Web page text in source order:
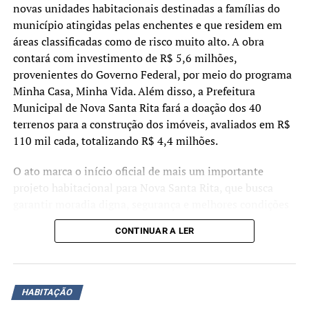
Comprovante de Estado Civil dos candidatos (certidão de
nascimento, certidão de casamento com devidas
averbações, quando for o caso)
Documento de identificação oficial com foto do
procurador igual ao informado na procuração
Atestado/laudo médico assinado por médico(a)
constando o CID-10 para casos de pessoas com
Comprovante de recebimento de BPC por integrante do
Comprovante de residência
Registro de denúncia/Boletim de ocorrência, nas
situações enquadradas na Lei Maria da Penha(Caso tenha
sido informado no CadÚnico)
novas unidades habitacionais destinadas a famílias do
município atingidas pelas enchentes e que residem em
áreas classificadas como de risco muito alto. A obra
contará com investimento de R$ 5,6 milhões,
provenientes do Governo Federal, por meio do programa
Minha Casa, Minha Vida. Além disso, a Prefeitura
Municipal de Nova Santa Rita fará a doação dos 40
terrenos para a construção dos imóveis, avaliados em R$
110 mil cada, totalizando R$ 4,4 milhões.
O ato marca o início oficial de mais um importante
projeto habitacional para Nova Santa Rita, que busca
de vida para famílias que sofreram com os impactos dos
eventos climáticos registrados nos últimos anos
As moradias serão destinadas especificamente a famílias
atingidas pelas enchentes que residem em áreas
identificadas pelo Mapa de Inundação elaborado pelo
CONTINUAR A LER
HABITAÇÃO